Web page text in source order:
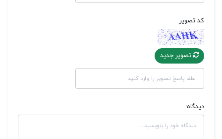
کد تصویر
تصویر جدید
دیدگاه: